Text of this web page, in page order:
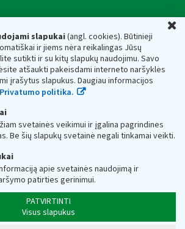
slapukai(angl. cookies). Būtinieji
ir jiems nėra reikalingas Jūsų
sutikti ir su kitų slapukų naudojimu. Savo
atšaukti pakeisdami interneto naršyklės
įrašytus slapukus. Daugiau informacijos
Privatumo politika.
svetainės veikimui ir įgalina pagrindines
Be šių slapukų svetainė negali tinkamai veikti.
apie svetainės naudojimą ir
patirties gerinimui.
PATVIRTINTI
Visus slapukus
ministerijos
asmens kodas — 188659752,
g. 14, 01107 Vilnius, Lietuva, el.paštas:
dėžutės adresas 188659752
mokesčių inspekciją prie Lietuvos
kaupiami ir saugomi Juridinių